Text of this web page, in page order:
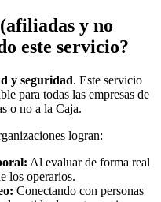
y no
este servicio?
y seguridad. Este servicio
para todas las empresas de
o no a la Caja.
logran:
Al evaluar de forma real
los operarios.
Conectando con personas